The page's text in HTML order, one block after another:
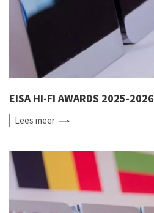
EISA HI-FI AWARDS 2025-2026
Leesmeer